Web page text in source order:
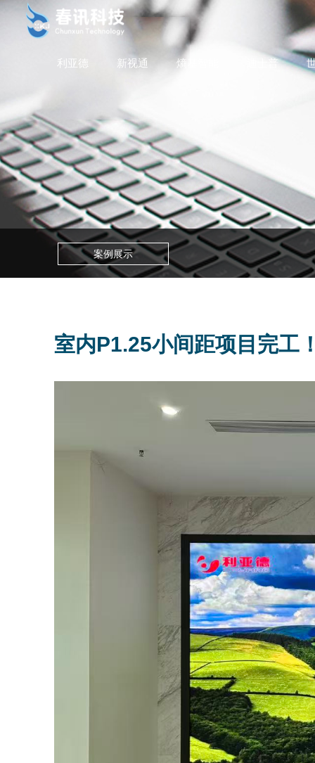
利亚德 新视通 熵基智能 迪士普
案例展示
室内P1.25小间距项目完工